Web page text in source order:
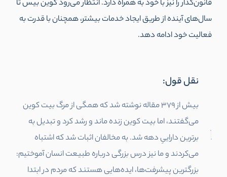
قانون‌گذار را نیز با خود به همراه دارد. انتظار می‌رود کوین بیس تا
سال‌های آینده از طریق ایجاد خدمات بیشتر، همچنان با قدرت به
فعالیت خود ادامه دهد.
نقل قول:
بیش از 379 مقاله نوشته شد که همگی از مرگ بیت کوین
می‌گفتند، اما بیت کوین زنده ماند و رشد کرد و تبدیل به
برترین داراییِ دهه شد. به مخالفان اثبات شد که اشتباه
می‌کردند و ما نیز درس بزرگی درباره طبیعت انسان آموختیم:
بزرگترین پیشرفت‌ها، ایده‌هایی هستند که مردم در ابتدا